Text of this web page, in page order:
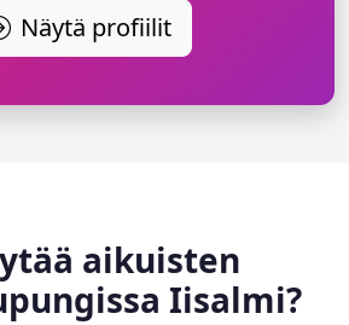
Näytä profiilit
aikuisten
Iisalmi?